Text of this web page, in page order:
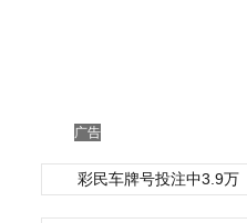
广告
彩民车牌号投注中3.9万